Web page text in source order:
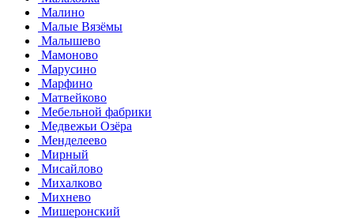
Малино
Малые Вязёмы
Малышево
Мамоново
Марусино
Марфино
Матвейково
Мебельной фабрики
Медвежьи Озёра
Менделеево
Мирный
Мисайлово
Михалково
Михнево
Мишеронский